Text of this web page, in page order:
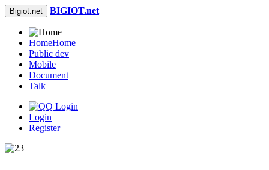
Bigiot.net BIGIOT.net
HomeHome
Public dev
Mobile
Document
Talk
Login
Register